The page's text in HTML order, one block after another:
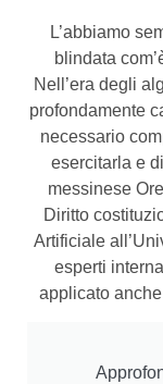
L’abbiamo
blindata
Nell’era degli
profondamente
necessario
esercitarla e
messinese
Diritto
Artificiale
esperti
applicato